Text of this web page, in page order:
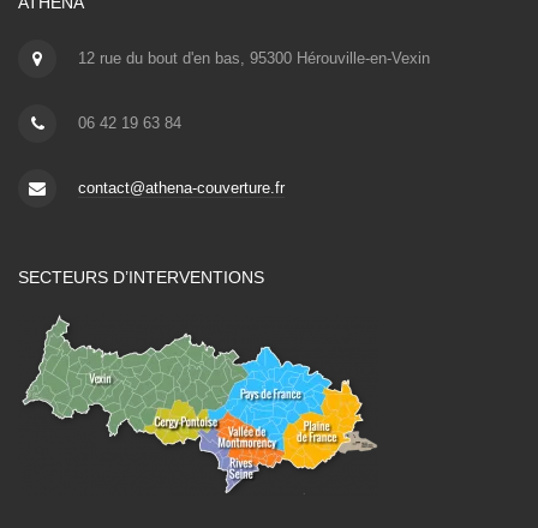
12 rue du bout d'en bas, 95300 Hérouville-en-Vexin
06 42 19 63 84
contact@athena-couverture.fr
SECTEURS D’INTERVENTIONS